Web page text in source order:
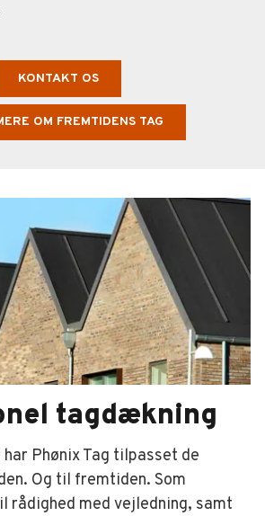
KONTAKT OS
OM FREMTIDENS TAG
tagdækning
har Phønix Tag tilpasset de
Og til fremtiden. Som
rådighed med vejledning, samt